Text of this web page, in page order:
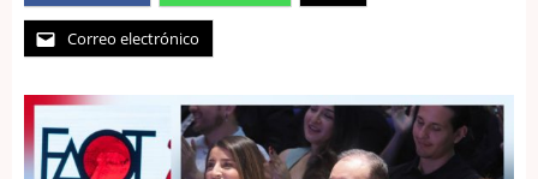
Correo electrónico